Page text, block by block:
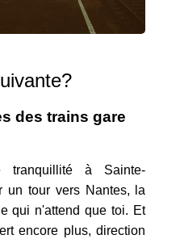
des trains gare
tranquillité à Sainte-
un tour vers Nantes, la
qui n'attend que toi. Et
encore plus, direction